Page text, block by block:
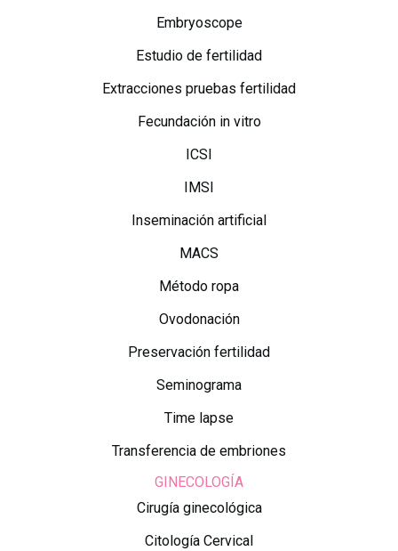
Embryoscope
Estudio de fertilidad
Extracciones pruebas fertilidad
Fecundación in vitro
ICSI
IMSI
Inseminación artificial
MACS
Método ropa
Ovodonación
Preservación fertilidad
Seminograma
Time lapse
Transferencia de embriones
GINECOLOGÍA
Cirugía ginecológica
Citología Cervical